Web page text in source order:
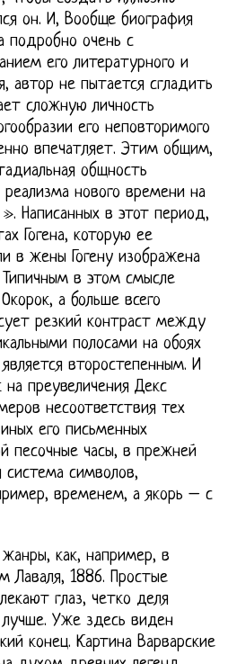
он. И, Вообще биография
подробно очень с
его литературного и
автор не пытается сгладить
сложную личность
его неповторимого
впечатляет. Этим общим,
общность
реализма нового времени на
Написанных в этот период,
Гогена, которую ее
в жены Гогену изображена
Типичным в этом смысле
а больше всего
резкий контраст между
полосами на обоях
второстепенным. И
преувеличения Декс
несоответствия тех
его письменных
песочные часы, в прежней
символов,
временем, а якорь – с
как, например, в
Лаваля, 1886. Простые
глаз, четко деля
Уже здесь виден
конец. Картина Варварские